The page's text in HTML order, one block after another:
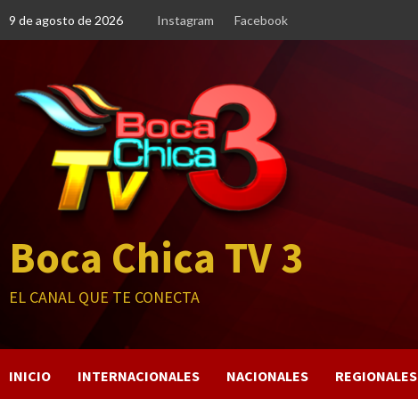
9 de agosto de 2026 Instagram Facebook
Boca Chica TV 3
EL CANAL QUE TE CONECTA
INICIO INTERNACIONALES NACIONALES REGIONALES